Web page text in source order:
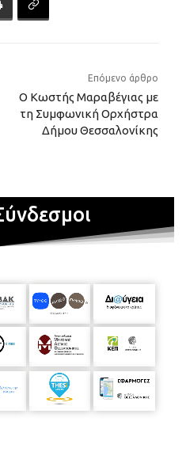
Επόμενο άρθρο
O Κωστής Μαραβέγιας με
τη Συμφωνική Ορχήστρα
Δήμου Θεσσαλονίκης